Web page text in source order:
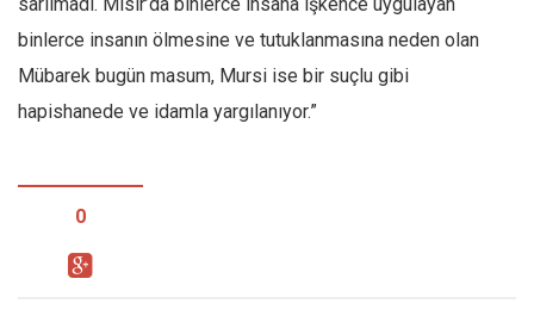
binlerce insanın ölmesine ve tutuklanmasına neden olan
Mübarek bugün masum, Mursi ise bir suçlu gibi
hapishanede ve idamla yargılanıyor.”
0